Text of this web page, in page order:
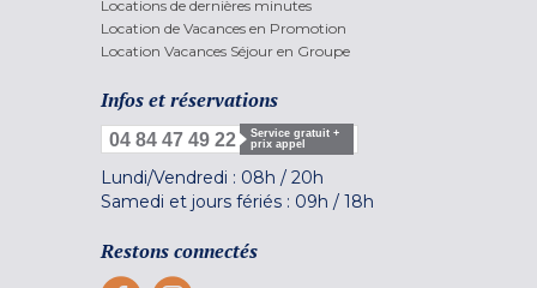
Locations de dernières minutes
Location de Vacances en Promotion
Location Vacances Séjour en Groupe
Infos et réservations
04 84 47 49 22
Service gratuit +
prix appel
Lundi/Vendredi : 08h / 20h
Samedi et jours fériés : 09h / 18h
Restons connectés